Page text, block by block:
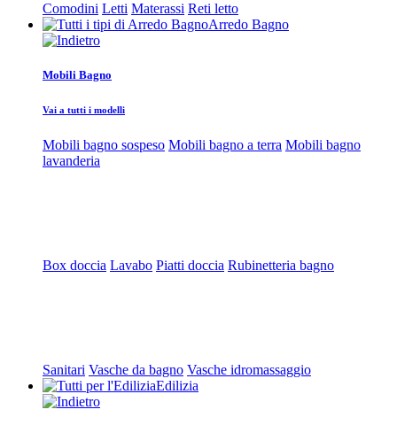
Comodini Letti Materassi Reti letto
Arredo Bagno
Mobili Bagno
Vai a tutti i modelli
Mobili bagno sospeso Mobili bagno a terra Mobili bagno
lavanderia
Box doccia Lavabo Piatti doccia Rubinetteria bagno
Sanitari Vasche da bagno Vasche idromassaggio
Edilizia